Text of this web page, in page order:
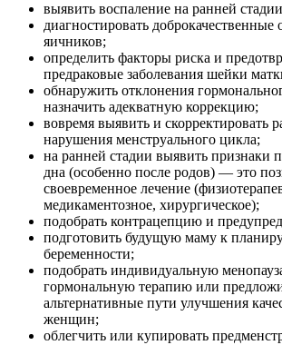
выявить воспаление на ранней
диагностировать доброкачественные
яичников;
определить факторы риска и
предраковые заболевания шейки
обнаружить отклонения
назначить адекватную коррекцию;
вовремя выявить и скорректировать
нарушения менструального цикла;
на ранней стадии выявить признаки
дна (особенно после родов) — это
своевременное лечение
медикаментозное, хирургическое);
подобрать контрацепцию и
подготовить будущую маму к
беременности;
подобрать индивидуальную
гормональную терапию или
альтернативные пути улучшения
женщин;
облегчить или купировать